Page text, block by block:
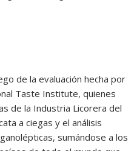
de la evaluación hecha por
Taste Institute, quienes
de la Industria Licorera del
a ciegas y el análisis
sumándose a los